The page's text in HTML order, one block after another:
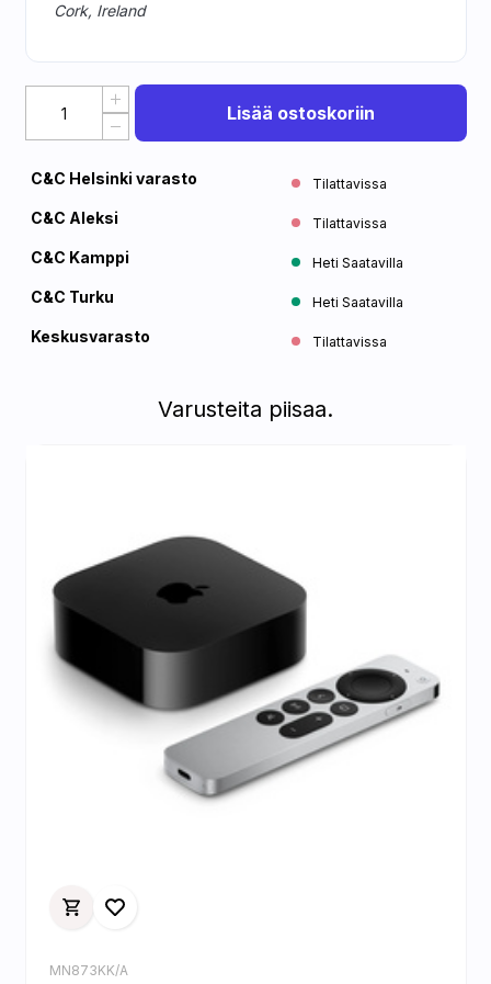
Cork, Ireland
Lisää ostoskoriin
C&C Helsinki varasto Tilattavissa
C&C Aleksi Tilattavissa
C&C Kamppi Heti Saatavilla
C&C Turku Heti Saatavilla
Keskusvarasto Tilattavissa
Varusteita piisaa.
MN873KK/A